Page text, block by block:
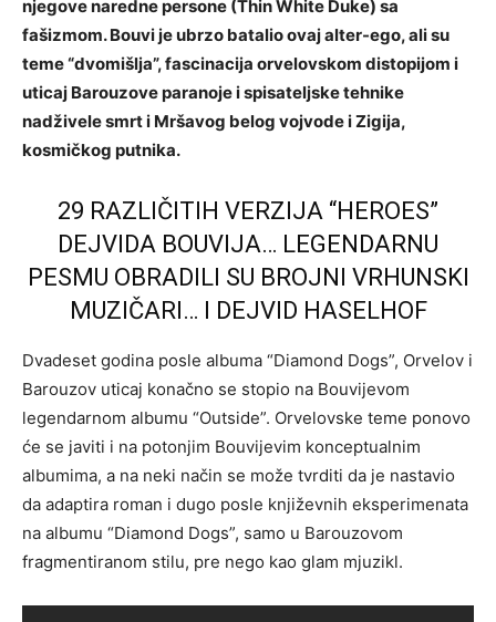
njegove naredne persone (Thin White Duke) sa
fašizmom. Bouvi je ubrzo batalio ovaj alter-ego, ali su
teme “dvomišlja”, fascinacija orvelovskom distopijom i
uticaj Barouzove paranoje i spisateljske tehnike
nadživele smrt i Mršavog belog vojvode i Zigija,
kosmičkog putnika.
29 RAZLIČITIH VERZIJA “HEROES”
DEJVIDA BOUVIJA… LEGENDARNU
PESMU OBRADILI SU BROJNI VRHUNSKI
MUZIČARI… I DEJVID HASELHOF
Dvadeset godina posle albuma “Diamond Dogs”, Orvelov i
Barouzov uticaj konačno se stopio na Bouvijevom
legendarnom albumu “Outside”. Orvelovske teme ponovo
će se javiti i na potonjim Bouvijevim konceptualnim
albumima, a na neki način se može tvrditi da je nastavio
da adaptira roman i dugo posle književnih eksperimenata
na albumu “Diamond Dogs”, samo u Barouzovom
fragmentiranom stilu, pre nego kao glam mjuzikl.